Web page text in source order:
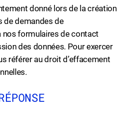
donné lors de la création
de demandes de
nos formulaires de contact
des données. Pour exercer
référer au droit d’effacement